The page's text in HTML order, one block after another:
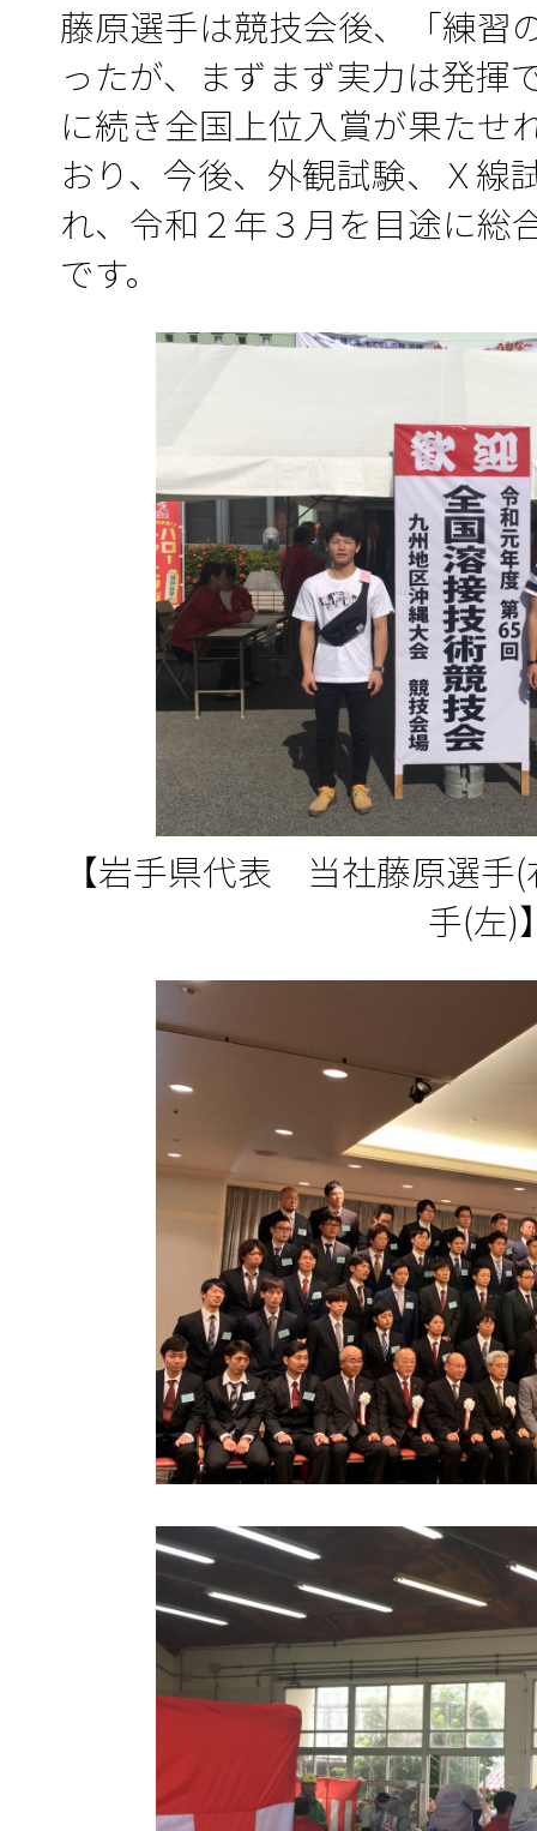
藤原選手は競技会後、「練習
ったが、まずまず実力は発揮
に続き全国上位入賞が果たせ
おり、今後、外観試験、Ｘ線
れ、令和２年３月を目途に総
です。
【岩手県代表 当社藤原選手
手(左)